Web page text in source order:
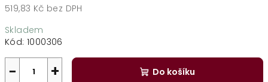
519,83 Kč bez DPH
cena:
Skladem
Kód: 1000306
+
− Do košíku